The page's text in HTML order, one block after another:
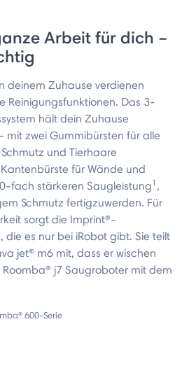
Arbeit für dich –
deinem Zuhause verdienen
Reinigungsfunktionen. Das 3-
hält dein Zuhause
mit zwei Gummibürsten für alle
und Tierhaare
für Wände und
fach stärkeren Saugleistung 1 ,
Schmutz fertigzuwerden. Für
sorgt die Imprint®-
die es nur bei iRobot gibt. Sie teilt
jet® m6 mit, dass er wischen
j7 Saugroboter mit dem
600-Serie